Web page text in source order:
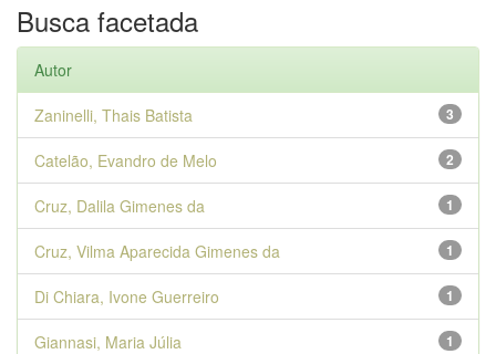
Busca facetada
Autor
3
Zaninelli, Thais Batista
2
Catelão, Evandro de Melo
1
Cruz, Dalila Gimenes da
1
Cruz, Vilma Aparecida Gimenes da
1
Di Chiara, Ivone Guerreiro
1
Giannasi, Maria Júlia